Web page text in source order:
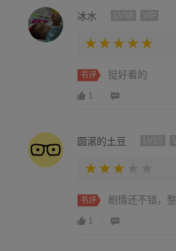
冰水
书评 挺好看的
1
圆滚的土豆
书评 剧情还不错，
1